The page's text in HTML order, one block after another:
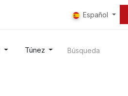
Español
Túnez